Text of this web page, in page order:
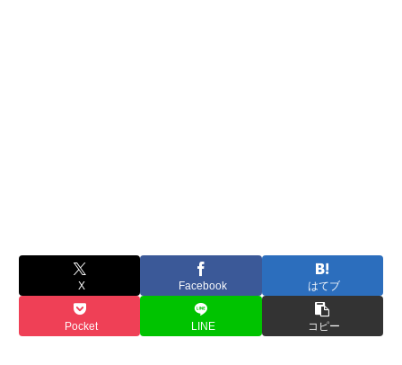
X Facebook はてブ
Pocket LINE コピー